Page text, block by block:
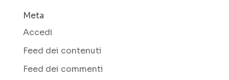
Meta
Accedi
Feed dei contenuti
Feed dei commenti